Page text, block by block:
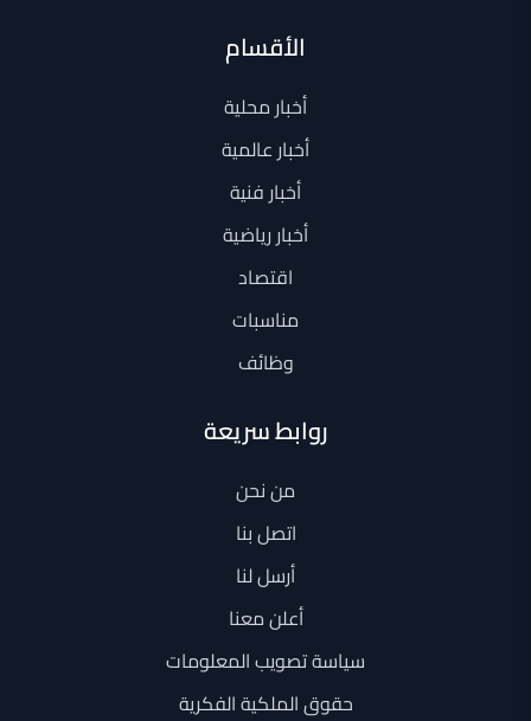
الأقسام
أخبار محلية
أخبار عالمية
أخبار فنية
أخبار رياضية
اقتصاد
مناسبات
وظائف
روابط سريعة
من نحن
اتصل بنا
أرسل لنا
أعلن معنا
سياسة تصويب المعلومات
حقوق الملكية الفكرية